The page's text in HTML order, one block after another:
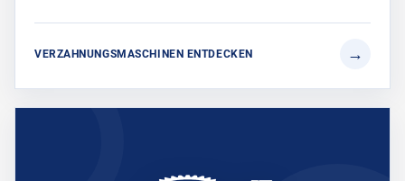
VERZAHNUNGSMASCHINEN ENTDECKEN